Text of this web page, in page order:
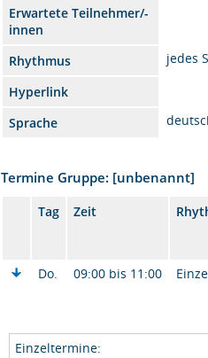
Erwartete Teilnehmer/-
innen
Rhythmus
jedes
Hyperlink
Sprache
Termine Gruppe: [unbenannt]
Tag Zeit
Do. 09:00 bis 11:00
Einzeltermine: